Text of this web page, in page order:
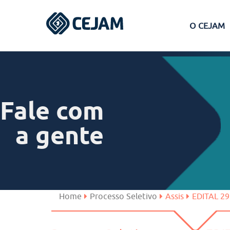
O CEJAM
Ferraz de Vasconcelos
São José dos Campos
Fale com
a gente
Home Processo Seletivo Assis EDITAL